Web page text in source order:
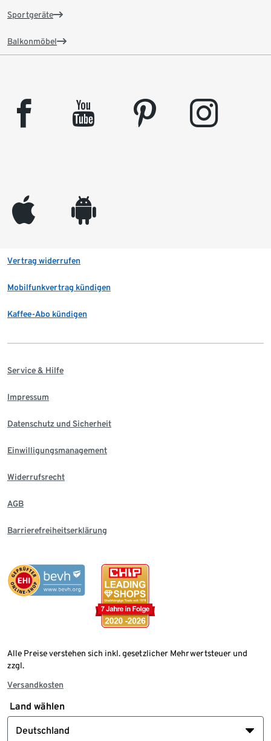
Sportgeräte
Balkonmöbel
facebook youtube pinterest instagram
appleinc android
Vertrag widerrufen
Mobilfunkvertrag kündigen
Kaffee-Abo kündigen
Service & Hilfe
Impressum
Datenschutz und Sicherheit
Einwilligungsmanagement
Widerrufsrecht
AGB
Barrierefreiheitserklärung
Alle Preise verstehen sich inkl. gesetzlicher Mehrwertsteuer und
zzgl.
Versandkosten
Land wählen
Deutschland